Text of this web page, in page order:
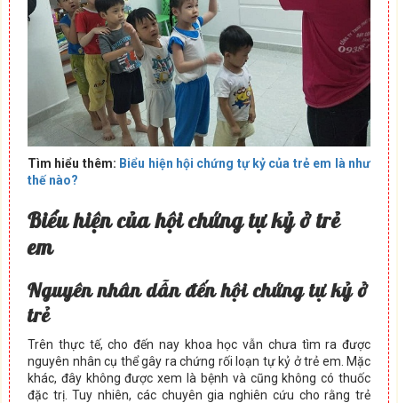
Tìm hiểu thêm: Biểu hiện hội chứng tự kỷ của trẻ em là như
thế nào?
Biểu hiện của hội chứng tự kỷ ở trẻ
em
Nguyên nhân dẫn đến hội chứng tự kỷ ở
trẻ
Trên thực tế, cho đến nay khoa học vẫn chưa tìm ra được
nguyên nhân cụ thể gây ra chứng rối loạn tự kỷ ở trẻ em. Mặc
khác, đây không được xem là bệnh và cũng không có thuốc
đặc trị. Tuy nhiên, các chuyên gia nghiên cứu cho rằng trẻ